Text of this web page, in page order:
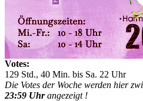
Votes:
129 Std., 40 Min. bis Sa. 22 Uhr
Die Votes der Woche werden hier
23:59 Uhrangezeigt !